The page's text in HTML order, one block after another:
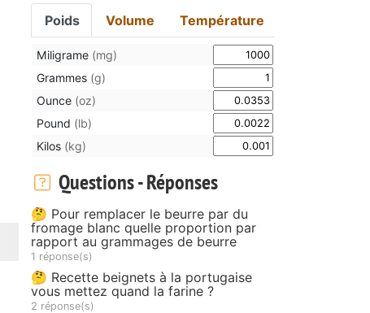
Poids Volume Température
Miligrame (mg)
Grammes (g)
Ounce (oz)
Pound (lb)
Kilos (kg)
Questions - Réponses
🤔 Pour remplacer le beurre par du
fromage blanc quelle proportion par
rapport au grammages de beurre
1 réponse(s)
🤔 Recette beignets à la portugaise
vous mettez quand la farine ?
2 réponse(s)